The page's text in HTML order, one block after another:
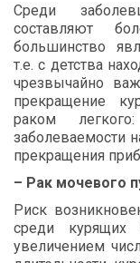
Среди
составляют
большинство
т.е.с детства
чрезвычайно
прекращение
раком
легкого
заболеваемости
прекращения
– Рак мочевого
Риск
среди
курящих
увеличением